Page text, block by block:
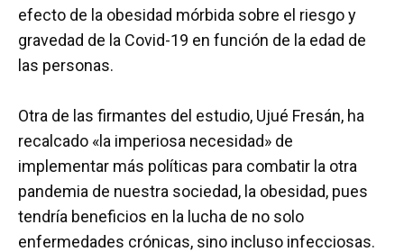
efecto de la obesidad mórbida sobre el riesgo y
gravedad de la Covid-19 en función de la edad de
las personas.
Otra de las firmantes del estudio, Ujué Fresán, ha
recalcado «la imperiosa necesidad» de
implementar más políticas para combatir la otra
pandemia de nuestra sociedad, la obesidad, pues
tendría beneficios en la lucha de no solo
enfermedades crónicas, sino incluso infecciosas.